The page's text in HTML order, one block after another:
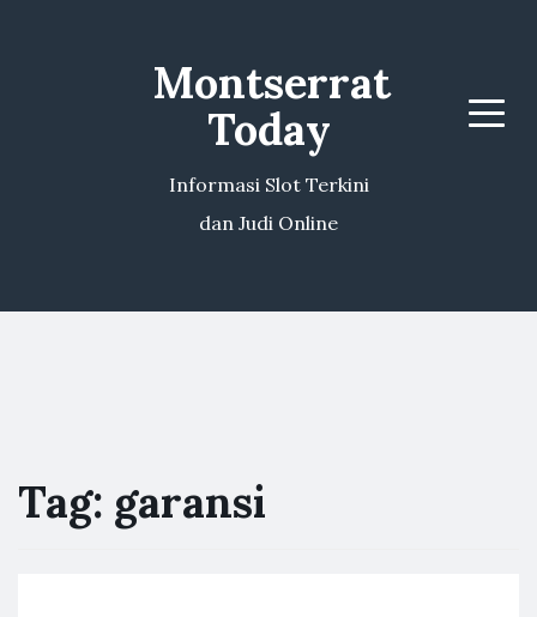
Montserrat
Today
Informasi Slot Terkini
dan Judi Online
Menu
Tag: garansi